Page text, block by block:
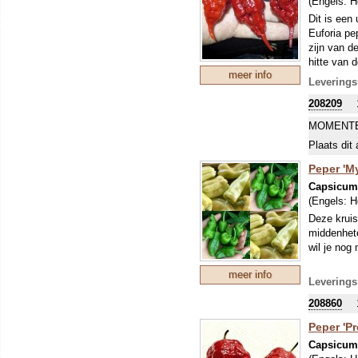
meer info
Dit is een
Euforia
zijn van
hitte van
voor
heeft al
zijn dan
meeste
208209
Plaats dit
meer info
Peper
(Engels:
Deze
wil je nog
208860
Peper